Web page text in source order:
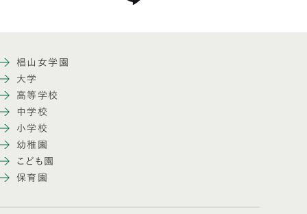
椙山女学園
大学
高等学校
中学校
小学校
幼稚園
こども園
保育園